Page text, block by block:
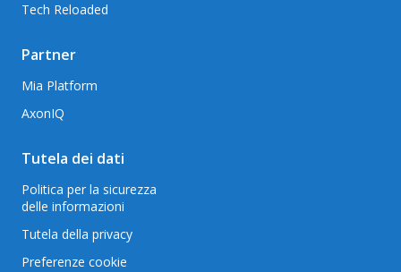
Tech Reloaded
Partner
Mia Platform
AxonIQ
Tutela dei dati
Politica per la sicurezza
delle informazioni
Tutela della privacy
Preferenze cookie